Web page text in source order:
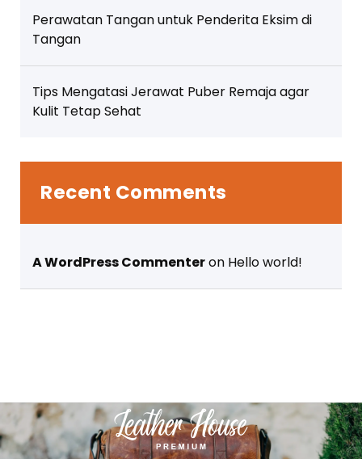
Perawatan Tangan untuk Penderita Eksim di
Tangan
Tips Mengatasi Jerawat Puber Remaja agar
Kulit Tetap Sehat
Recent Comments
A WordPress Commenteron Hello world!